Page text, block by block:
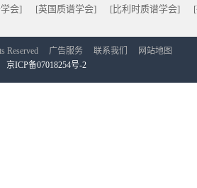
会]
[英国质谱学会] [比利时质谱学会]
Reserved 广告服务 联系我们
网站地图
京ICP备07018254号-2